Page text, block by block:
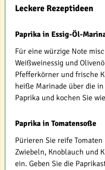
Leckere Rezeptideen
Paprika in Essig-Öl-
Für eine würzige Note
Weißweinessig und
Pfefferkörner und frische
heiße Marinade über die
Paprika und kochen Sie
Paprika in Tomatensoße
Pürieren Sie reife
Zwiebeln, Knoblauch und
ein. Geben Sie die